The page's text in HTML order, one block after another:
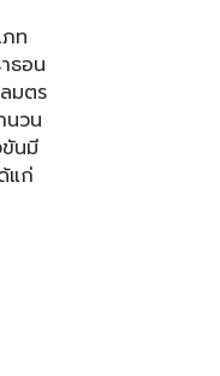
ท
ธอน
มตร
นวน
นมี
แก่